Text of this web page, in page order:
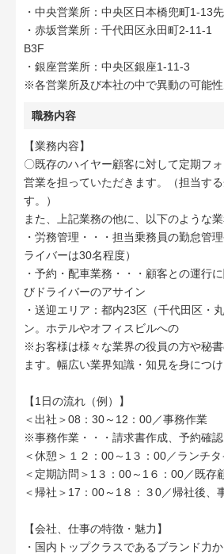
・中央営業所：中央区日本橋兜町1-13先
・赤坂営業所：千代田区永田町2-11-1
B3F
・銀座営業所：中央区銀座1-11-3
※各営業所及び本社の中で異動の可能性
職務内容
【業務内容】
〇既存のハイヤー顧客に対して定期フ
営業を担っていただきます。（担当す
す。）
また、上記業務の他に、以下のような業
・労務管理・・・担当乗務員の勤怠管
ライバーは30名程度）
・予約・配車業務・・・顧客との運行
びドライバーのアサイン
・送迎エリア：都内23区（千代田区・
ン。ホテルやオフィスビルへの
※お客様は様々な業界の役員の方や秘
ます。幅広い業界知識・知見を身につけ
【1日の流れ（例）】
＜出社＞08：30～12：00／事務作業
※事務作業・・・請求書作成、予約確
＜休憩＞１２：00～1３：00／ランチタ
＜定期訪問＞1３：00～1６：00／既存
＜帰社＞17：00～1８：３0／帰社後、
【会社、仕事の特徴・魅力】
・国内トップクラスであるブランド力